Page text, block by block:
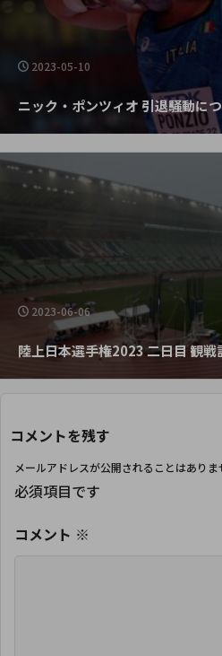
2023-05-10
ニック・ポンツィオ 引退騒動に
2023-06-06
陸上日本選手権2023 二日目 観戦
コメントを残す
メールアドレスが公開されることはありま
必須項目です
コメント ※